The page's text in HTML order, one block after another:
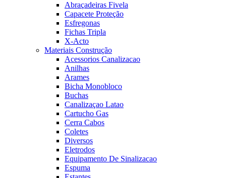
Abraçadeiras Fivela
Capacete Proteção
Esfregonas
Fichas Tripla
X-Acto
Materiais Construção
Acessorios Canalizacao
Anilhas
Arames
Bicha Monobloco
Buchas
Canalizaçao Latao
Cartucho Gas
Cerra Cabos
Coletes
Diversos
Eletrodos
Equipamento De Sinalizacao
Espuma